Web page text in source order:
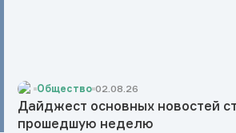
Общество 02.08.26
Дайджест основных новостей
прошедшую неделю